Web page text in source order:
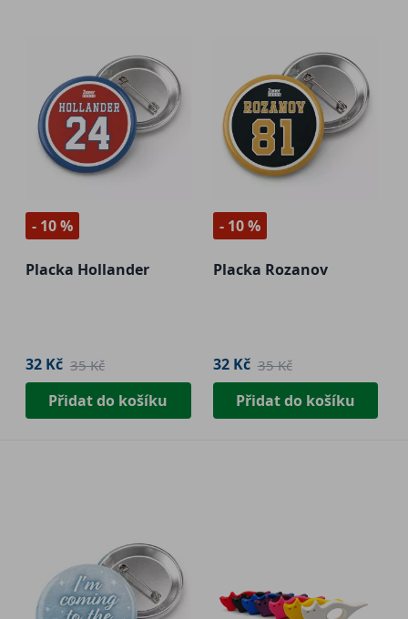
- 10 %
Placka Hollander
32 Kč 35 Kč
Přidat do košíku
- 10 %
Placka Rozanov
32 Kč 35 Kč
Přidat do košíku